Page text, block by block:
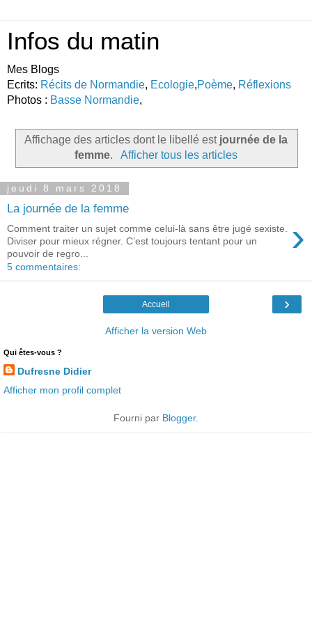
Infos du matin
Mes Blogs
Ecrits: Récits de Normandie, Ecologie,Poème, Réflexions
Photos : Basse Normandie,
Affichage des articles dont le libellé est journée de la
femme. Afficher tous les articles
jeudi 8 mars 2018
La journée de la femme
›
Comment traiter un sujet comme celui-là sans être jugé sexiste.
Diviser pour mieux régner. C’est toujours tentant pour un
pouvoir de regro...
5 commentaires:
›
Accueil
Afficher la version Web
Qui êtes-vous ?
Dufresne Didier
Afficher mon profil complet
Fourni par Blogger.